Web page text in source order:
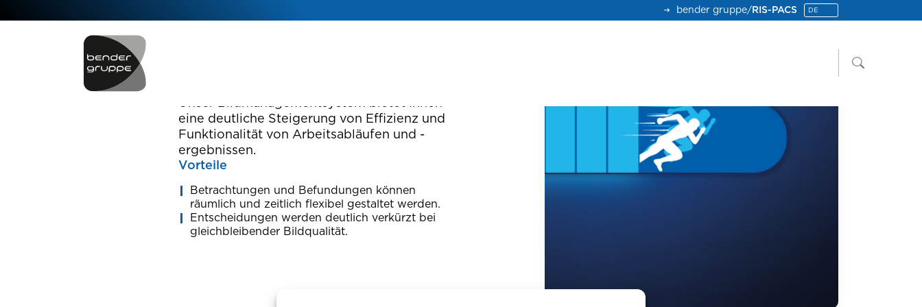
bender gruppe/ RIS-PACS
Unser Bildmanagementsystem bietet Ihnen
eine deutliche Steigerung von Effizienz und
Funktionalität von Arbeitsabläufen und -
ergebnissen.
Vorteile
Betrachtungen und Befundungen können
räumlich und zeitlich flexibel gestaltet werden.
Entscheidungen werden deutlich verkürzt bei
gleichbleibender Bildqualität.